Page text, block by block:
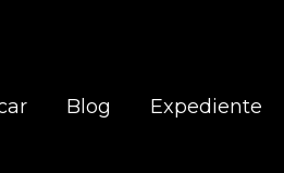
Blog Expediente